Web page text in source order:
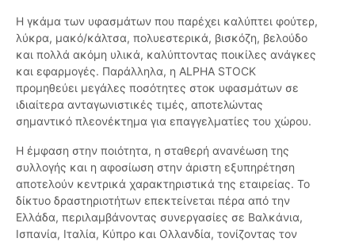
Η γκάμα των υφασμάτων που παρέχει καλύπτει φούτερ,
λύκρα, μακό/κάλτσα, πολυεστερικά, βισκόζη, βελούδο
και πολλά ακόμη υλικά, καλύπτοντας ποικίλες ανάγκες
και εφαρμογές. Παράλληλα, η ALPHA STOCK
προμηθεύει μεγάλες ποσότητες στοκ υφασμάτων σε
ιδιαίτερα ανταγωνιστικές τιμές, αποτελώντας
σημαντικό πλεονέκτημα για επαγγελματίες του χώρου.
Η έμφαση στην ποιότητα, η σταθερή ανανέωση της
συλλογής και η αφοσίωση στην άριστη εξυπηρέτηση
αποτελούν κεντρικά χαρακτηριστικά της εταιρείας. Το
δίκτυο δραστηριοτήτων επεκτείνεται πέρα από την
Ελλάδα, περιλαμβάνοντας συνεργασίες σε Βαλκάνια,
Ισπανία, Ιταλία, Κύπρο και Ολλανδία, τονίζοντας τον